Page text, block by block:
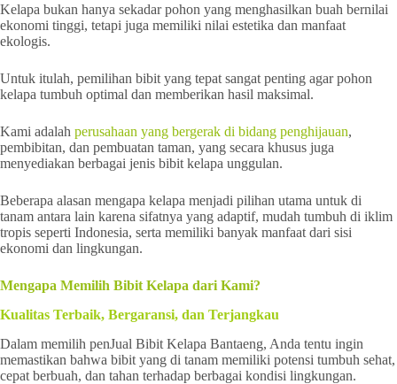
Kelapa bukan hanya sekadar pohon yang menghasilkan buah bernilai
ekonomi tinggi, tetapi juga memiliki nilai estetika dan manfaat
ekologis.
Untuk itulah, pemilihan bibit yang tepat sangat penting agar pohon
kelapa tumbuh optimal dan memberikan hasil maksimal.
Kami adalah perusahaan yang bergerak di bidang penghijauan,
pembibitan, dan pembuatan taman, yang secara khusus juga
menyediakan berbagai jenis bibit kelapa unggulan.
Beberapa alasan mengapa kelapa menjadi pilihan utama untuk di
tanam antara lain karena sifatnya yang adaptif, mudah tumbuh di iklim
tropis seperti Indonesia, serta memiliki banyak manfaat dari sisi
ekonomi dan lingkungan.
Mengapa Memilih Bibit Kelapa dari Kami?
Kualitas Terbaik, Bergaransi, dan Terjangkau
Dalam memilih penJual Bibit Kelapa Bantaeng, Anda tentu ingin
memastikan bahwa bibit yang di tanam memiliki potensi tumbuh sehat,
cepat berbuah, dan tahan terhadap berbagai kondisi lingkungan.